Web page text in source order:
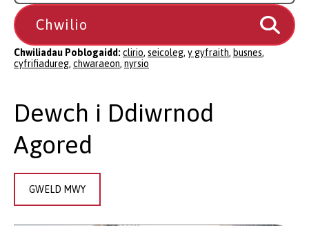
Chwiliadau Poblogaidd: clirio, seicoleg, y gyfraith, busnes,
cyfrifiadureg, chwaraeon, nyrsio
Dewch i Ddiwrnod
Agored
GWELD MWY